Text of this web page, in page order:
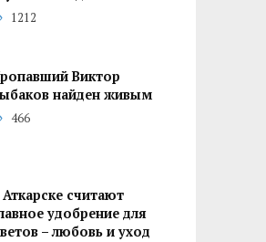
1212
Виктор
найден живым
466
считают
удобрение для
– любовь и уход